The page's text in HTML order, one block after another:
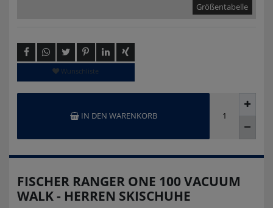
Größentabelle
Wunschliste
IN DEN WARENKORB
FISCHER RANGER ONE 100 VACUUM
WALK - HERREN SKISCHUHE